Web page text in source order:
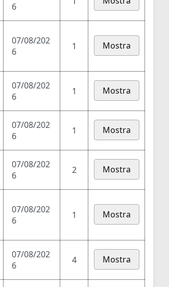
6
07/08/202
6
1 Mostra
07/08/202
6
1 Mostra
07/08/202
6
1 Mostra
07/08/202
6
2 Mostra
07/08/202
6
1 Mostra
07/08/202
6
4 Mostra